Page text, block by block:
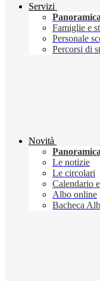
Servizi
Panoramica
Famiglie e
Personale
Percorsi di
Novità
Panoramica
Le notizie
Le circolari
Calendario
Albo online
Bacheca